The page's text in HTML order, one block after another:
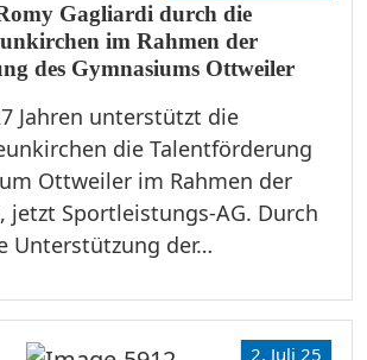
Gagliardi durch die
im Rahmen der
des Gymnasiums Ottweiler
Jahren unterstützt die
die Talentförderung
Ottweiler im Rahmen der
jetzt Sportleistungs-AG. Durch
Unterstützung der…
2. Juli 25